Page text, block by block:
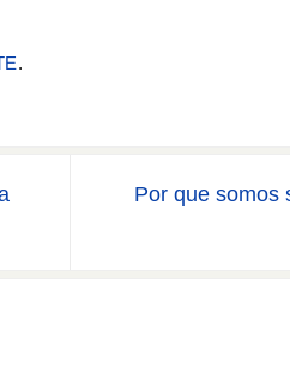
.
Por que somos